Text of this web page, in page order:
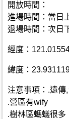
開放時間：
進場時間：當日
退場時間：次日
經度：
緯度：
注意事項：.遠傳
.營區有wify
.樹林區螞蟻很多